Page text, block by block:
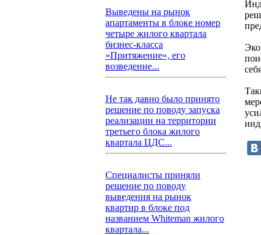
Выведены на рынок
апартаменты в блоке номер
четыре жилого квартала
бизнес-класса
«Притяжение», его
возведение...
Не так давно было принято
решение по поводу запуска
реализации на территории
третьего блока жилого
квартала ЦДС...
Специалисты приняли
решение по поводу
выведения на рынок
квартир в блоке под
названием Whiteman жилого
квартала...